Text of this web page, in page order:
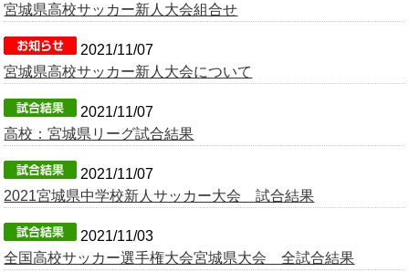
フォトギャラリー
宮城県高校サッカー新人大会組合せ
2021/11/07
宮城県高校サッカー新人大会について
2021/11/07
高校：宮城県リーグ試合結果
2021/11/07
2021宮城県中学校新人サッカー大会 試合結果
2021/11/03
全国高校サッカー選手権大会宮城県大会 全試合結果